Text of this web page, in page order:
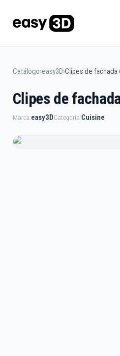
Catálogo›easy3D›Clipes de fachada
Clipes de
Marca:easy3DCategoria:Cuisine